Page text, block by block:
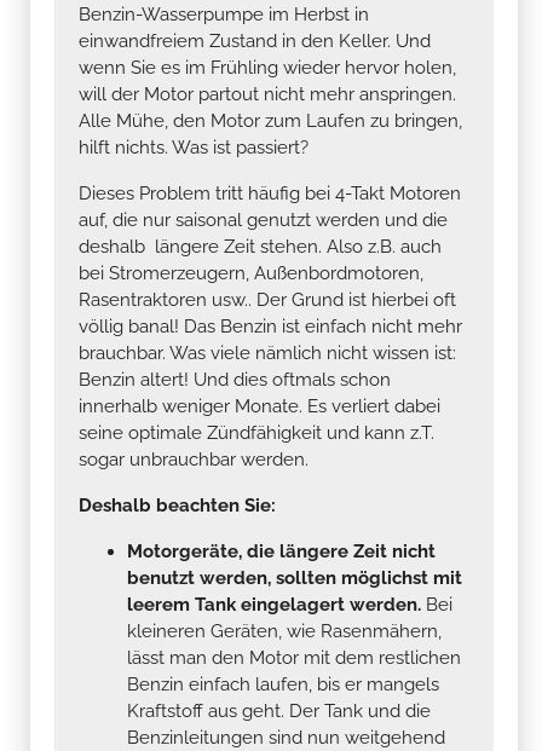
Benzin-Wasserpumpe im Herbst in
einwandfreiem Zustand in den Keller. Und
wenn Sie es im Frühling wieder hervor holen,
will der Motor partout nicht mehr anspringen.
Alle Mühe, den Motor zum Laufen zu bringen,
hilft nichts. Was ist passiert?
Dieses Problem tritt häufig bei 4-Takt Motoren
auf, die nur saisonal genutzt werden und die
deshalb längere Zeit stehen. Also z.B. auch
bei Stromerzeugern, Außenbordmotoren,
Rasentraktoren usw.. Der Grund ist hierbei oft
völlig banal! Das Benzin ist einfach nicht mehr
brauchbar. Was viele nämlich nicht wissen ist:
Benzin altert! Und dies oftmals schon
innerhalb weniger Monate. Es verliert dabei
seine optimale Zündfähigkeit und kann z.T.
sogar unbrauchbar werden.
Deshalb beachten Sie:
Motorgeräte, die längere Zeit nicht
benutzt werden, sollten möglichst mit
leerem Tank eingelagert werden. Bei
kleineren Geräten, wie Rasenmähern,
lässt man den Motor mit dem restlichen
Benzin einfach laufen, bis er mangels
Kraftstoff aus geht. Der Tank und die
Benzinleitungen sind nun weitgehend